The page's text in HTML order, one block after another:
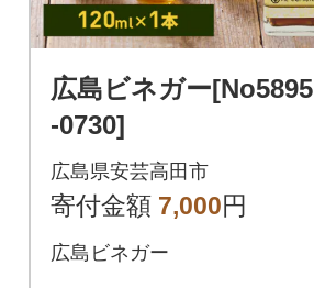
広島ビネガー[No5895
-0730]
広島県安芸高田市
寄付金額 7,000円
広島ビネガー